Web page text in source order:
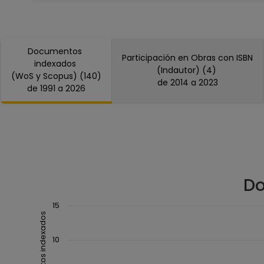
Facultad de Química
Facultad de Medicina Veterinaria y Zootecnia
Facultad de Odontología
Facultad de Psicología
Documentos
indexados
(WoS y Scopus) (140)
de 1991 a 2026
Participación en Obras con ISBN
(Indautor) (4)
de 2014 a 2023
Chart
Combination chart with 3 data series.
The chart has 1 X axis displaying Año.
The chart has 1 Y axis displaying Documentos
10
15